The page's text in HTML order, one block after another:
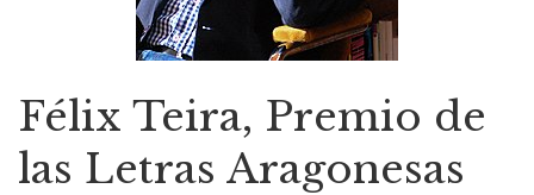
Félix Teira, Premio de
las Letras Aragonesas